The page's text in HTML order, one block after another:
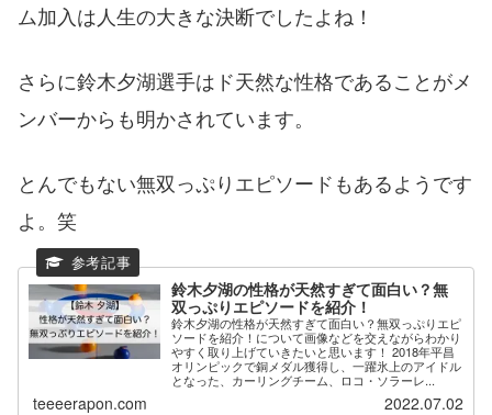
ム加入は人生の大きな決断でしたよね！
さらに鈴木夕湖選手はド天然な性格であることがメ
ンバーからも明かされています。
とんでもない無双っぷりエピソードもあるようです
よ。笑
鈴木夕湖の性格が天然すぎて面白い？無
双っぷりエピソードを紹介！
鈴木夕湖の性格が天然すぎて面白い？無双っぷりエピ
ソードを紹介！について画像などを交えながらわかり
やすく取り上げていきたいと思います！ 2018年平昌
オリンピックで銅メダル獲得し、一躍氷上のアイドル
となった、カーリングチーム、ロコ・ソラーレ...
teeeerapon.com 2022.07.02